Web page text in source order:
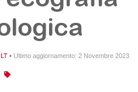
• Ultimo aggiornamento: 2 Novembre 2023